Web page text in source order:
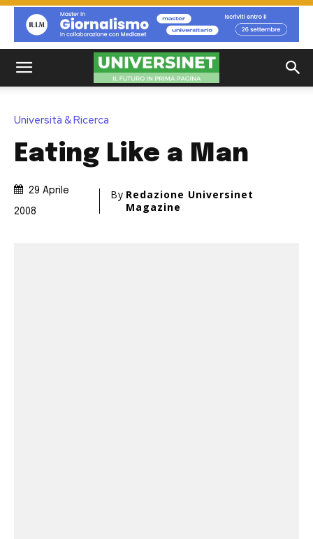
Università & Ricerca
Eating Like a Man
29 Aprile
2008
By Redazione Universinet
Magazine